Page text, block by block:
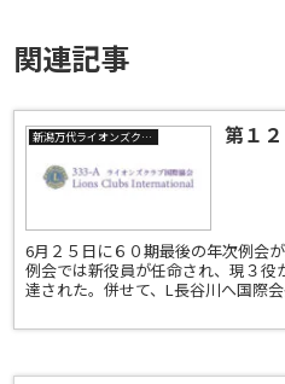
関連記事
新潟万代ライオンズクラブ 第１
6月２５日に６０期最後の年次例会
例会では新役員が任命され、現３
達された。併せて、L長谷川へ国際